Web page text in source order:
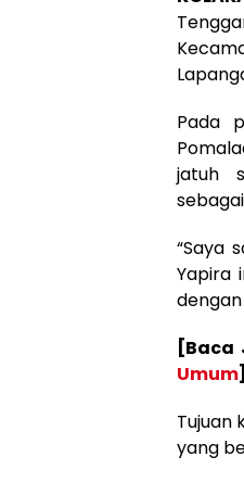
Pada
jatuh
“Saya
Yapira
[Baca
Umum]
Tujuan
yang